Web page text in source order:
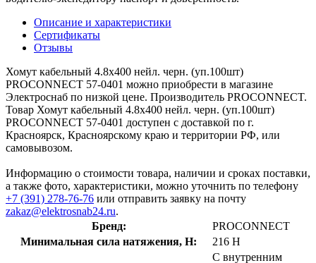
Описание и характеристики
Сертификаты
Отзывы
Хомут кабельный 4.8х400 нейл. черн. (уп.100шт)
PROCONNECT 57-0401 можно приобрести в магазине
Электроснаб по низкой цене. Производитель PROCONNECT.
Товар Хомут кабельный 4.8х400 нейл. черн. (уп.100шт)
PROCONNECT 57-0401 доступен с доставкой по г.
Красноярск, Красноярскому краю и территории РФ, или
самовывозом.
Информацию о стоимости товара, наличии и сроках поставки,
а также фото, характеристики, можно уточнить по телефону
+7 (391) 278-76-76 или отправить заявку на почту
zakaz@elektrosnab24.ru.
Бренд:
PROCONNECT
Минимальная сила натяжения, Н:
216 Н
С внутренним